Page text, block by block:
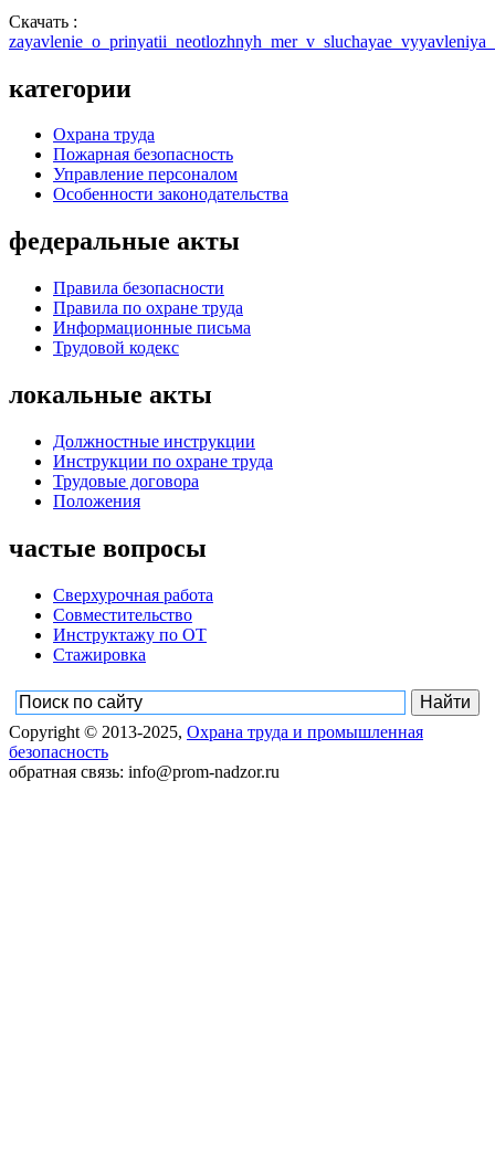
Скачать :
категории
Охрана труда
Пожарная безопасность
Управление персоналом
Особенности законодательства
федеральные акты
Правила безопасности
Правила по охране труда
Информационные письма
Трудовой кодекс
локальные акты
Должностные инструкции
Инструкции по охране труда
Трудовые договора
Положения
частые вопросы
Сверхурочная работа
Совместительство
Инструктажу по ОТ
Стажировка
Copyright © 2013-2025, Охрана труда и промышленная
безопасность
обратная связь: info@prom-nadzor.ru